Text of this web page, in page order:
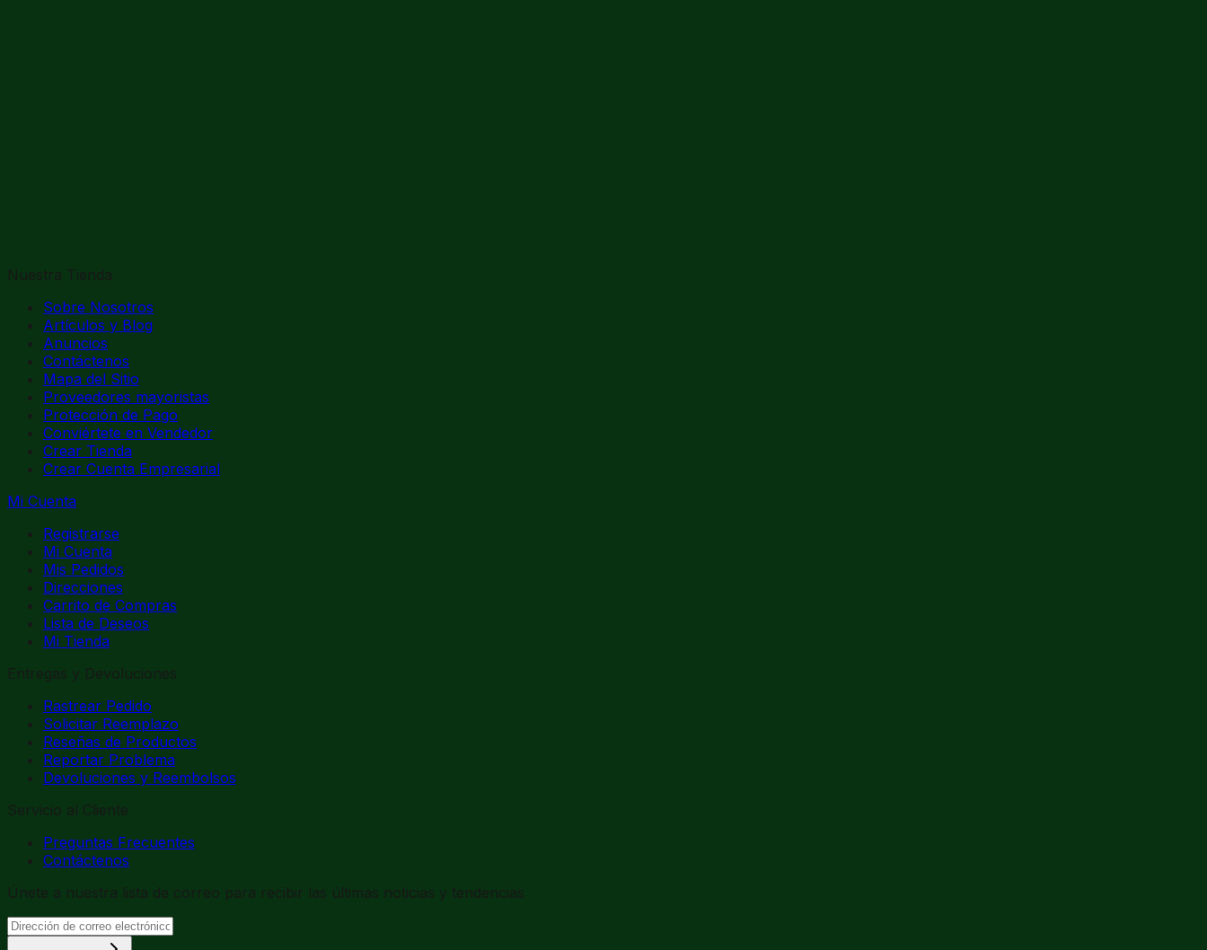
Nuestra Tienda
Sobre Nosotros
Artículos y Blog
Anuncios
Contáctenos
Mapa del Sitio
Proveedores mayoristas
Protección de Pago
Conviértete en Vendedor
Crear Tienda
Crear Cuenta Empresarial
Mi Cuenta
Registrarse
Mi Cuenta
Mis Pedidos
Direcciones
Carrito de Compras
Lista de Deseos
Mi Tienda
Entregas y Devoluciones
Rastrear Pedido
Solicitar Reemplazo
Reseñas de Productos
Reportar Problema
Devoluciones y Reembolsos
Servicio al Cliente
Preguntas Frecuentes
Contáctenos
Únete a nuestra lista de correo para recibir las últimas noticias y tendencias